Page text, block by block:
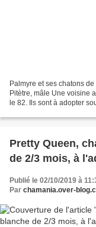
Palmyre et ses chatons
Pitètre, mâle Une voisine
le 82. Ils sont à adopter
Pretty Queen,
de 2/3 mois, à
Publié le 02/10/2019 à
Par chamania.over-